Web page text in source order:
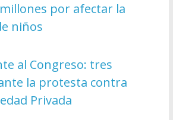
por afectar la
niños
al Congreso: tres
la protesta contra
Privada